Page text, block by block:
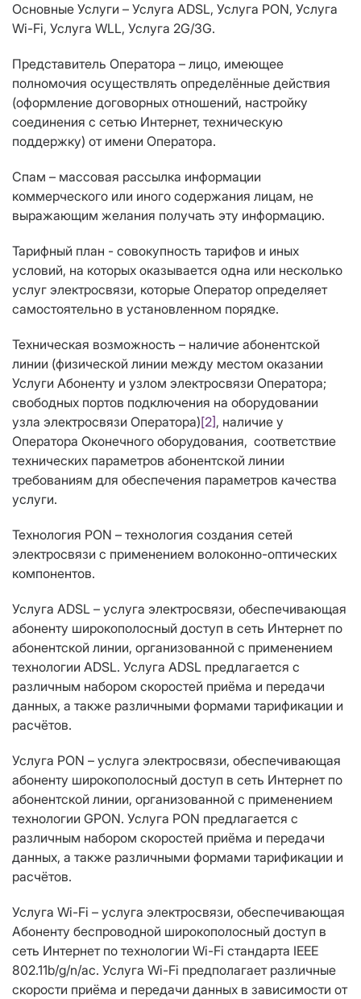
Основные Услуги – Услуга ADSL, Услуга PON, Услуга
Wi-Fi, Услуга WLL, Услуга 2G/3G.
Представитель Оператора – лицо, имеющее
полномочия осуществлять определённые действия
(оформление договорных отношений, настройку
соединения с сетью Интернет, техническую
поддержку) от имени Оператора.
Спам – массовая рассылка информации
коммерческого или иного содержания лицам, не
выражающим желания получать эту информацию.
Тарифный план - совокупность тарифов и иных
условий, на которых оказывается одна или несколько
услуг электросвязи, которые Оператор определяет
самостоятельно в установленном порядке.
Техническая возможность – наличие абонентской
линии (физической линии между местом оказании
Услуги Абоненту и узлом электросвязи Оператора;
свободных портов подключения на оборудовании
узла электросвязи Оператора)[2], наличие у
Оператора Оконечного оборудования, соответствие
технических параметров абонентской линии
требованиям для обеспечения параметров качества
услуги.
Технология PON – технология создания сетей
электросвязи с применением волоконно-оптических
компонентов.
Услуга ADSL – услуга электросвязи, обеспечивающая
абоненту широкополосный доступ в сеть Интернет по
абонентской линии, организованной с применением
технологии ADSL. Услуга ADSL предлагается с
различным набором скоростей приёма и передачи
данных, а также различными формами тарификации и
расчётов.
Услуга PON – услуга электросвязи, обеспечивающая
абоненту широкополосный доступ в сеть Интернет по
абонентской линии, организованной с применением
технологии GPON. Услуга PON предлагается с
различным набором скоростей приёма и передачи
данных, а также различными формами тарификации и
расчётов.
Услуга Wi-Fi – услуга электросвязи, обеспечивающая
Абоненту беспроводной широкополосный доступ в
сеть Интернет по технологии Wi-Fi стандарта IEEE
802.11b/g/n/ас. Услуга Wi-Fi предполагает различные
скорости приёма и передачи данных в зависимости от